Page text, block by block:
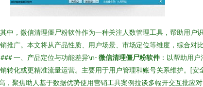
中，微信清理僵尸粉软件作为一种关注人数管理工具，帮助用户
推广。本文将从产品性质、用户场景、市场定位等维度，综合对
一、产品定位与功能差异\n- 微信清理僵尸粉软件 ：以帮助用
转化或更精准流量运营。主要用于用户管理和账号关系维护。[
，聚焦助人基于数据优势使用营销工具案例拉谈多幅开交互批应